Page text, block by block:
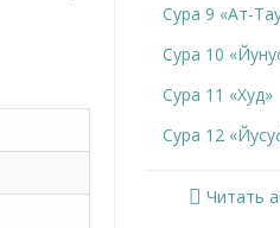
Сура 9 «Ат-
Сура 10
Сура 11 «Худ»
Сура 12
Читать